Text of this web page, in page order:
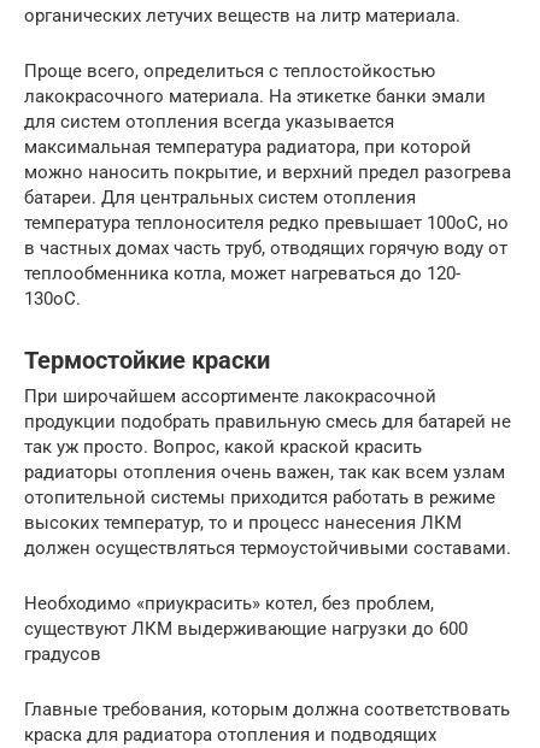
органических летучих веществ на литр материала.
Проще всего, определиться с теплостойкостью
лакокрасочного материала. На этикетке банки эмали
для систем отопления всегда указывается
максимальная температура радиатора, при которой
можно наносить покрытие, и верхний предел разогрева
батареи. Для центральных систем отопления
температура теплоносителя редко превышает 100оС, но
в частных домах часть труб, отводящих горячую воду от
теплообменника котла, может нагреваться до 120-
130оС.
Термостойкие краски
При широчайшем ассортименте лакокрасочной
продукции подобрать правильную смесь для батарей не
так уж просто. Вопрос, какой краской красить
радиаторы отопления очень важен, так как всем узлам
отопительной системы приходится работать в режиме
высоких температур, то и процесс нанесения ЛКМ
должен осуществляться термоустойчивыми составами.
Необходимо «приукрасить» котел, без проблем,
существуют ЛКМ выдерживающие нагрузки до 600
градусов
Главные требования, которым должна соответствовать
краска для радиатора отопления и подводящих